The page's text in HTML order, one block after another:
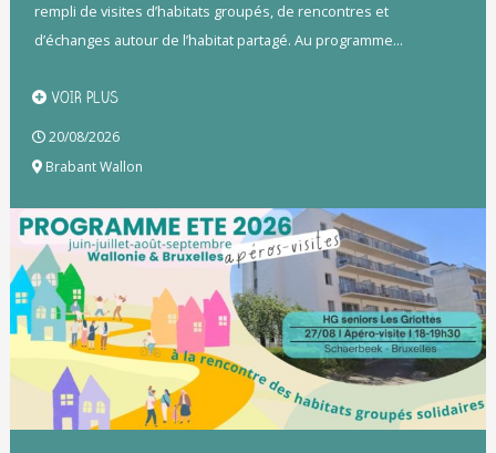
rempli de visites d’habitats groupés, de rencontres et
d’échanges autour de l’habitat partagé. Au programme...
VOIR PLUS
20/08/2026
Brabant Wallon